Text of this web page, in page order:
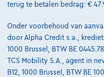
terug te betalen bedrag: €
Onder voorbehoud van
door Alpha Credit s.a.,
1000 Brussel, BTW BE
TCS Mobility S.A., agent in
B12, 1000 Brussel, BTW BE
Contact
@2024 TCS Mobility SA/NV
Algemene Voorwaarden